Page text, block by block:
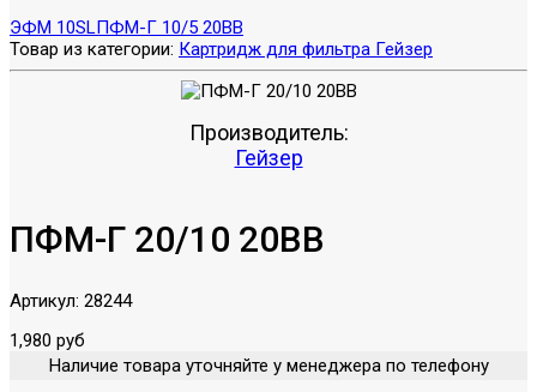
ЭФМ 10SLПФМ-Г 10/5 20BB
Товар из категории: Картридж для фильтра Гейзер
Производитель:
Гейзер
ПФМ-Г 20/10 20BB
Артикул: 28244
1,980 руб
Наличие товара уточняйте у менеджера по телефону